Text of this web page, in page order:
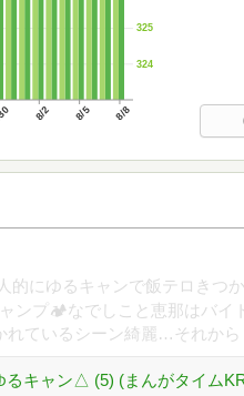
8/2 8/5 8/8
324
325
的にゆるキャンで飯テロきつ
ンプ🏕なでしこと恵那はバイ
れているシーン綺麗…それか
るキャン△ (5) (まんがタイム